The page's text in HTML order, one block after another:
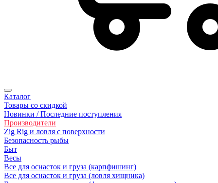
Каталог
Товары со скидкой
Новинки / Последние поступления
Производители
Zig Rig и ловля с поверхности
Безoпасность рыбы
Быт
Весы
Все для оснасток и груза (карпфишинг)
Все для оснасток и груза (ловля хищника)